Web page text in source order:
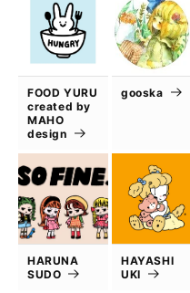
FOOD YURU
created by
MAHO
design
gooska
HARUNA
SUDO
HAYASHI
UKI